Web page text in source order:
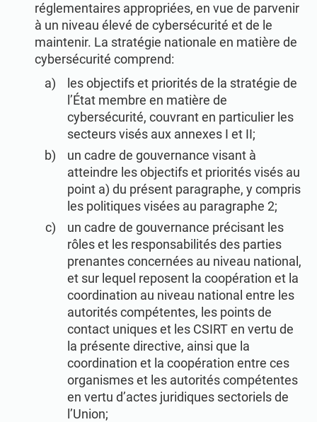
ISO 20000
ISO 17025
IATF 16949
AS9100
Administration
Dispositifs médicaux
Aéronautique
Automobile
Laboratoires
réglementaires appropriées, en vue de parvenir
à un niveau élevé de cybersécurité et de le
maintenir. La stratégie nationale en matière de
cybersécurité comprend:
les objectifs et priorités de la stratégie de
l’État membre en matière de
cybersécurité, couvrant en particulier les
secteurs visés aux annexes I et II;
un cadre de gouvernance visant à
atteindre les objectifs et priorités visés au
point a) du présent paragraphe, y compris
les politiques visées au paragraphe 2;
un cadre de gouvernance précisant les
rôles et les responsabilités des parties
prenantes concernées au niveau national,
et sur lequel reposent la coopération et la
coordination au niveau national entre les
autorités compétentes, les points de
contact uniques et les CSIRT en vertu de
la présente directive, ainsi que la
coordination et la coopération entre ces
organismes et les autorités compétentes
en vertu d’actes juridiques sectoriels de
l’Union;